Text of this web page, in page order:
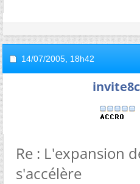
14/07/2005, 18h42
Re : L'expansion
s'accélère